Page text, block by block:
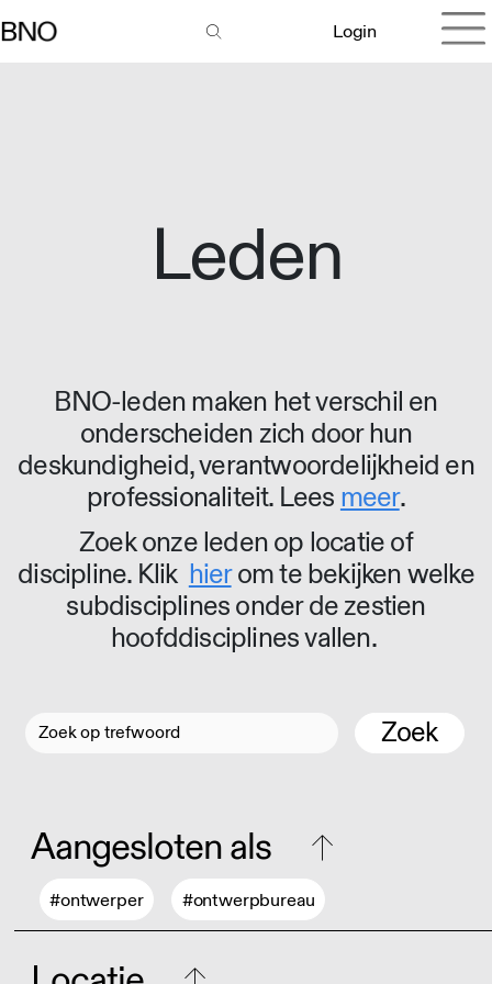
Login
Leden
BNO-leden maken het verschil en
onderscheiden zich door hun
deskundigheid, verantwoordelijkheid en
professionaliteit. Lees meer.
Zoek onze leden op locatie of
discipline. Klik hierom te bekijken welke
subdisciplines onder de zestien
hoofddisciplines vallen.
Zoek
Aangesloten als
#ontwerper #ontwerpbureau